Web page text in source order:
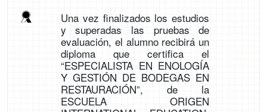
Una vez finalizados los estudios
y superadas las pruebas de
evaluación, el alumno recibirá un
diploma que certifica el
“ESPECIALISTA EN ENOLOGÍA
Y GESTIÓN DE BODEGAS EN
RESTAURACIÓN”, de la
ESCUELA ORIGEN